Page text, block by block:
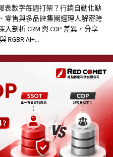
表數字每週打架？行銷自動化缺
零售與多品牌集團經理人解密跨
剖析 CRM 與 CDP 差異，分享
RGBR AI+...